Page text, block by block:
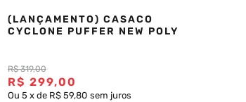
(LANÇAMENTO) CASACO
CYCLONE PUFFER NEW POLY
R$ 319,00
R$ 299,00
Ou 5 x de R$ 59,80 sem juros